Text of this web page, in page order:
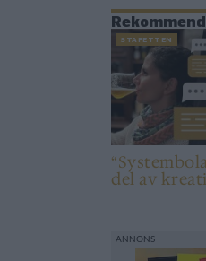
STAFETTEN
del av